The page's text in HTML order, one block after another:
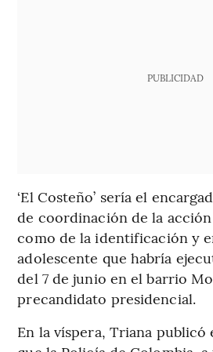
PUBLICIDAD
‘El Costeño’ sería el
de coordinación de la
como de la identificación y
adolescente que habría
del 7 de junio en el barrio
precandidato presidencial.
En la víspera, Triana publicó